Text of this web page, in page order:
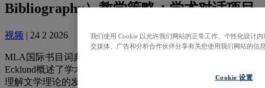
Bibliography）教学策略：学术对话项目
视频 | 24 2 2026
MLA国际书目词典团队负责人兼教程和教学制作人
Ecklund概述了学术对话项目这一作业，该项目旨在帮助学生
理解文学理论的发展。
我们使用 Cookie 以允许我们网站的正常工作、个性化设计
交媒体、广告和分析合作伙伴分享有关您使用我们网站的信
Cookie 设置